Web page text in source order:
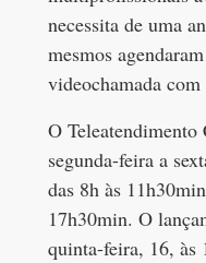
necessita de uma
mesmos
videochamada
O
segunda-feira a
das 8h às
17h30min. O
quinta-feira, 16, às